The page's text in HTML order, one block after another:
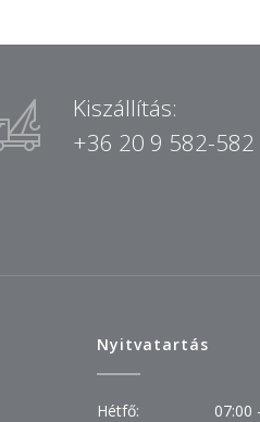
Kiszállítás:
+36 20 9 582-582
Nyitvatartás
Hétfő:
07:00